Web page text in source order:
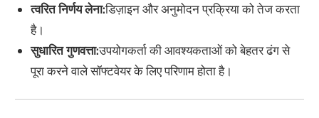
त्वरित निर्णय लेना:डिज़ाइन और अनुमोदन प्रक्रिया को तेज करता
है।
सुधारित गुणवत्ता:उपयोगकर्ता की आवश्यकताओं को बेहतर ढंग से
पूरा करने वाले सॉफ्टवेयर के लिए परिणाम होता है।